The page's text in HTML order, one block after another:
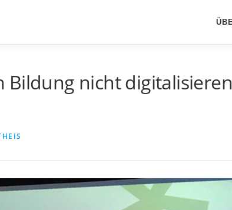
Bildung nicht